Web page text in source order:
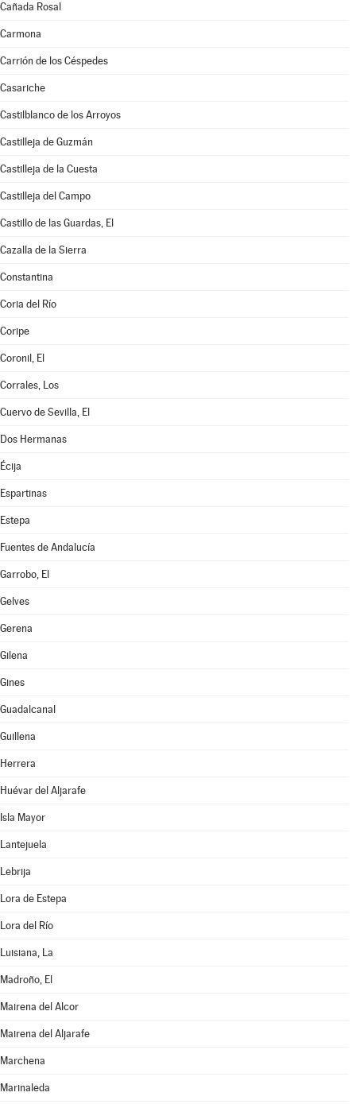
Cañada Rosal
Carmona
Carrión de los Céspedes
Casariche
Castilblanco de los Arroyos
Castilleja de Guzmán
Castilleja de la Cuesta
Castilleja del Campo
Castillo de las Guardas, El
Cazalla de la Sierra
Constantina
Coria del Río
Coripe
Coronil, El
Corrales, Los
Cuervo de Sevilla, El
Dos Hermanas
Écija
Espartinas
Estepa
Fuentes de Andalucía
Garrobo, El
Gelves
Gerena
Gilena
Gines
Guadalcanal
Guillena
Herrera
Huévar del Aljarafe
Isla Mayor
Lantejuela
Lebrija
Lora de Estepa
Lora del Río
Luisiana, La
Madroño, El
Mairena del Alcor
Mairena del Aljarafe
Marchena
Marinaleda